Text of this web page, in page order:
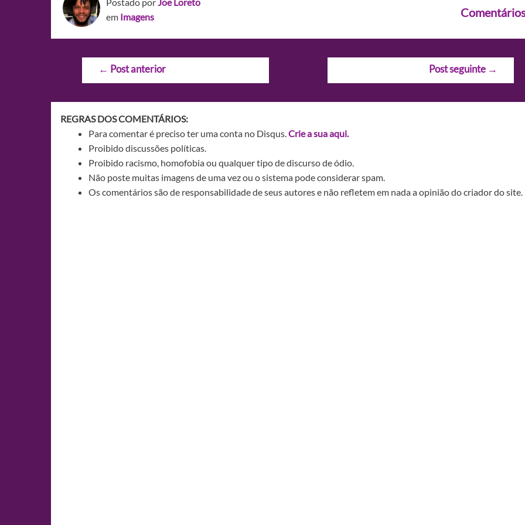
em Imagens
Navegação
← Post anterior Post seguinte →
REGRAS DOS COMENTÁRIOS:
Para comentar é preciso ter uma conta no Disqus.Crie a sua aqui.
Proibido discussões políticas.
Proibido racismo, homofobia ou qualquer tipo de discurso de ódio.
Não poste muitas imagens de uma vez ou o sistema pode considerar spam.
Os comentários são de responsabilidade de seus autores e não refletem em nada a opinião do criador do site.